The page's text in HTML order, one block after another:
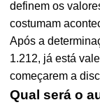
definem os
costumam
Após a
1.212, já está
começarem a
Qual será o